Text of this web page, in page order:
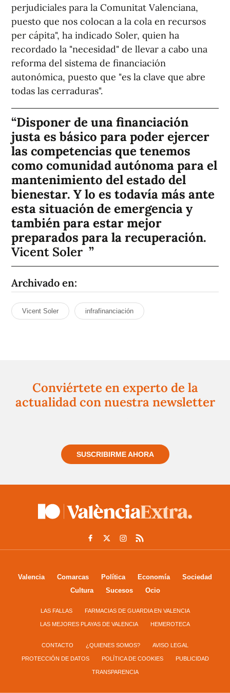
perjudiciales para la Comunitat Valenciana,
puesto que nos colocan a la cola en recursos
per cápita", ha indicado Soler, quien ha
recordado la "necesidad" de llevar a cabo una
reforma del sistema de financiación
autonómica, puesto que "es la clave que abre
todas las cerraduras".
Disponer de una financiación
justa es básico para poder ejercer
las competencias que tenemos
como comunidad autónoma para el
mantenimiento del estado del
bienestar. Y lo es todavía más ante
esta situación de emergencia y
también para estar mejor
preparados para la recuperación.
Vicent Soler
Archivado en:
Vicent Soler infrafinanciación
Conviértete en experto de la
actualidad con nuestra newsletter
SUSCRIBIRME AHORA
Valencia Comarcas Política Economía
Sociedad
Cultura
Sucesos Ocio
LAS FALLAS FARMACIAS DE GUARDIA EN VALENCIA
LAS MEJORES PLAYAS DE VALENCIA HEMEROTECA
CONTACTO ¿QUIENES SOMOS? AVISO LEGAL
PROTECCIÓN DE DATOS POLÍTICA DE COOKIES PUBLICIDAD
TRANSPARENCIA